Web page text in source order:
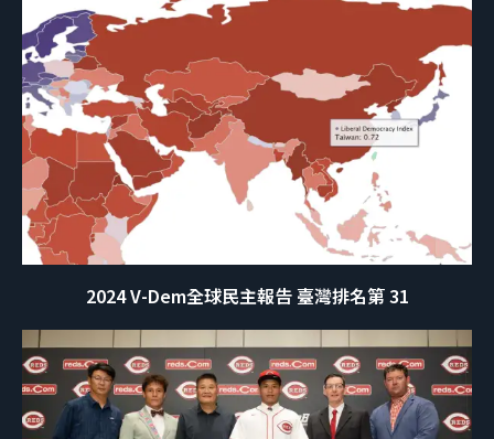
2024 V-Dem全球民主報告 臺灣排名第 31